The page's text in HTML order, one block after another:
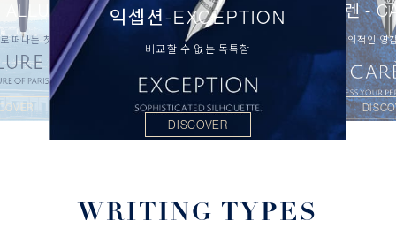
떠나는 첫 걸음
익셉션-EXCEPTION
비교할 수 없는 독특함
DISCOVER
까렌 -
창의적인 영
WRITING TYPES